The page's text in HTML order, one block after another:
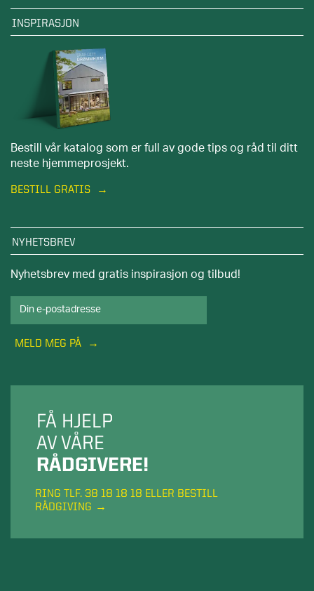
INSPIRASJON
Bestill vår katalog som er full av gode tips og råd til ditt
neste hjemmeprosjekt.
BESTILL GRATIS
NYHETSBREV
Nyhetsbrev med gratis inspirasjon og tilbud!
MELD MEG PÅ
FÅ HJELP
AV VÅRE
RÅDGIVERE!
RING TLF. 38 18 18 18 ELLER BESTILL
RÅDGIVING